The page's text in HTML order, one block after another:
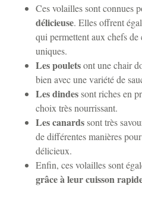
Ces volailles sont connues
délicieuse. Elles offrent
qui permettent aux chefs de
uniques.
Les pouletsont une chair
bien avec une variété de
Les dindessont riches en
choix très nourrissant.
Les canardssont très
de différentes manières
délicieux.
Enfin, ces volailles sont
grâce à leur cuisson